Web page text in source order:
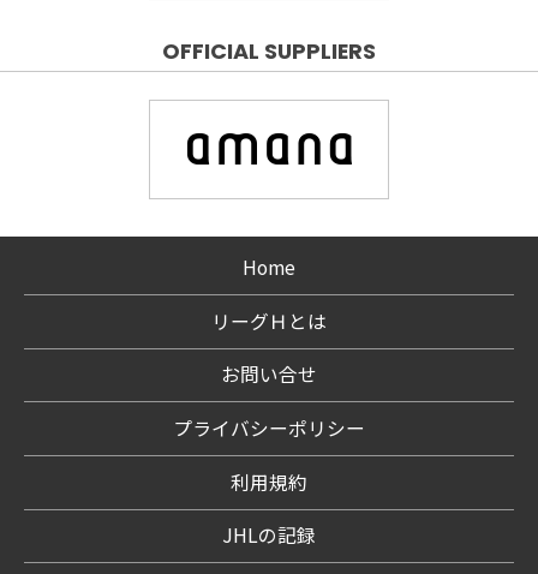
OFFICIAL SUPPLIERS
Home
リーグＨとは
お問い合せ
プライバシーポリシー
利用規約
JHLの記録